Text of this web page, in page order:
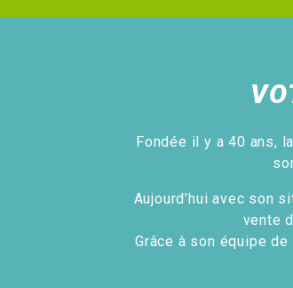
Fondée il y a 40 ans,
Aujourd'hui avec son
vente
Grâce à son équipe